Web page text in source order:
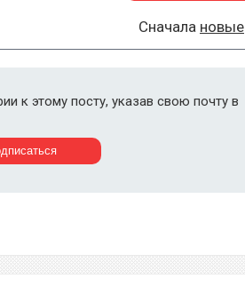
Сначала новые
к этому посту, указав свою почту в